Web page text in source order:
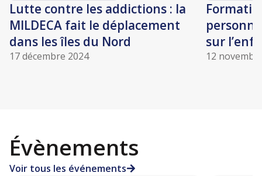
Lutte contre les addictions : la
MILDECA fait le déplacement
dans les îles du Nord
17 décembre 2024
sur
12
Évènements
Voir tous les événements